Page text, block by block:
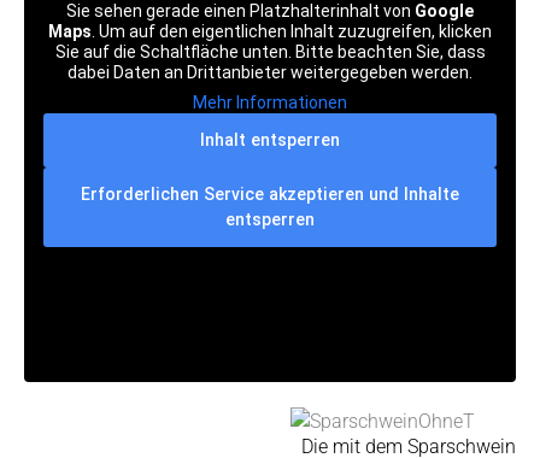
b
o
k
u
b
a
g
r
a
e
d
i
n
s
a
p
p
Sie sehen gerade einen Platzhalterinhalt von Google
Maps . Um auf den eigentlichen Inhalt zuzugreifen, klicken
Sie auf die Schaltfläche unten. Bitte beachten Sie, dass
dabei Daten an Drittanbieter weitergegeben werden.
Mehr Informationen
Inhalt entsperren
Erforderlichen Service akzeptieren und Inhalte
entsperren
Die mit dem Sparschwein